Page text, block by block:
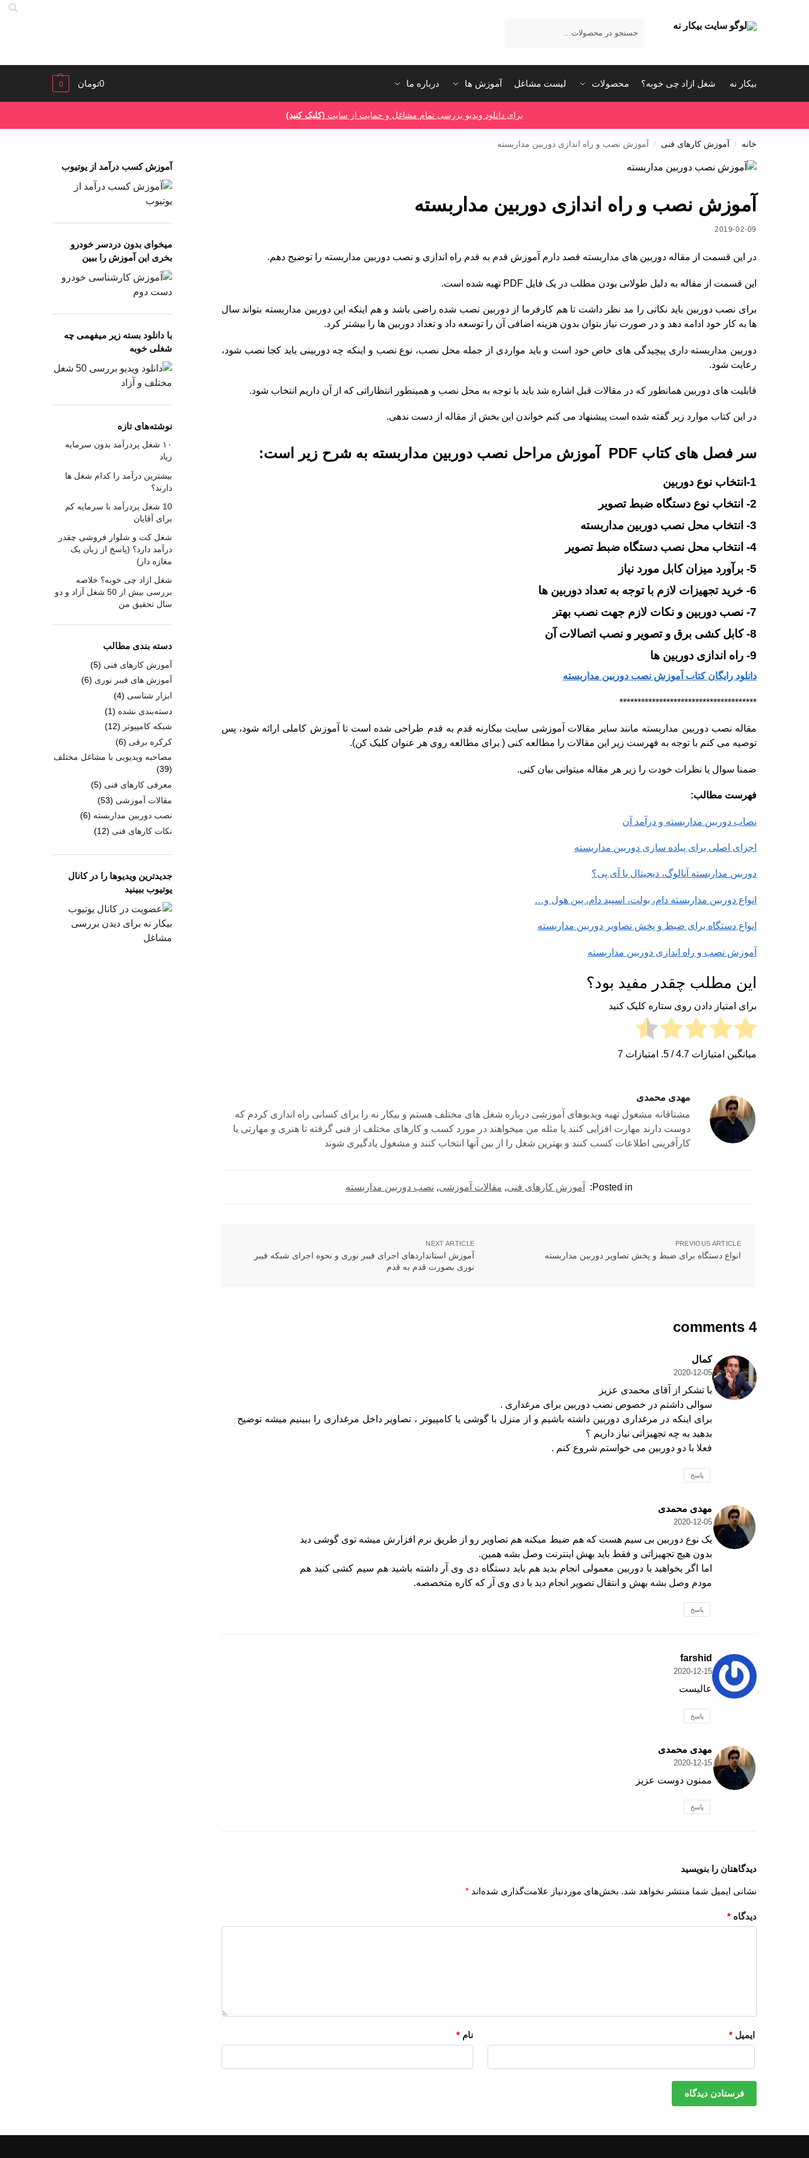
بیکار نه شغل ازاد چی خوبه؟ محصولات لیست مشاغل آموزش ها درباره ما 0تومان 0
برای دانلود ویدیو بررسی تمام مشاغل و حمایت از سایت (کلیک کنید)
خانه / آموزش کارهای فنی / آموزش نصب و راه اندازی دوربین مداربسته
آموزش نصب و راه اندازی دوربین مداربسته
2019-02-09
در این قسمت از مقاله دوربین های مداربسته قصد دارم آموزش قدم به قدم راه اندازی و نصب دوربین مداربسته را توضیح دهم.
این قسمت از مقاله به دلیل طولانی بودن مطلب در یک فایل PDF تهیه شده است.
برای نصب دوربین باید نکاتی را مد نظر داشت تا هم کارفرما از دوربین نصب شده راضی باشد و هم اینکه این دوربین مداربسته بتواند سال
ها به کار خود ادامه دهد و در صورت نیاز بتوان بدون هزینه اضافی آن را توسعه داد و تعداد دوربین ها را بیشتر کرد.
دوربین مداربسته داری پیچیدگی های خاص خود است و باید مواردی از جمله محل نصب، نوع نصب و اینکه چه دوربینی باید کجا نصب شود،
رعایت شود.
قابلیت های دوربین همانطور که در مقالات قبل اشاره شد باید با توجه به محل نصب و همینطور انتظاراتی که از آن داریم انتخاب شود.
در این کتاب موارد زیر گفته شده است پیشنهاد می کنم خواندن این بخش از مقاله از دست ندهی.
سر فصل های کتاب PDF آموزش مراحل نصب دوربین مداربسته به شرح زیر است:
1-انتخاب نوع دوربین
2- انتخاب نوع دستگاه ضبط تصویر
3- انتخاب محل نصب دوربین مداربسته
4- انتخاب محل نصب دستگاه ضبط تصویر
5- برآورد میزان کابل مورد نیاز
6- خرید تجهیزات لازم با توجه به تعداد دوربین ها
7- نصب دوربین و نکات لازم جهت نصب بهتر
8- کابل کشی برق و تصویر و نصب اتصالات آن
9- راه اندازی دوربین ها
دانلود رایگان کتاب آموزش نصب دوربین مداربسته
**************************************
مقاله نصب دوربین مداربسته مانند سایر مقالات آموزشی سایت بیکارنه قدم به قدم طراحی شده است تا آموزش کاملی ارائه شود، پس
توصیه می کنم با توجه به فهرست زیر این مقالات را مطالعه کنی ( برای مطالعه روی هر عنوان کلیک کن).
ضمنا سوال یا نظرات خودت را زیر هر مقاله میتوانی بیان کنی.
فهرست مطالب:
نصاب دوربین مداربسته و درآمد آن
اجزای اصلی برای پیاده سازی دوربین مداربسته
دوربین مداربسته آنالوگ، دیجیتال یا آی پی؟
انواع دوربین مداربسته دام، بولت، اسپید دام، پین هول و…
انواع دستگاه برای ضبط و پخش تصاویر دوربین مداربسته
آموزش نصب و راه اندازی دوربین مداربسته
این مطلب چقدر مفید بود؟
برای امتیاز دادن روی ستاره کلیک کنید
میانگین امتیازات 4.7/ 5. امتیازات 7
مهدی محمدی
مشتاقانه مشغول تهیه ویدیوهای آموزشی درباره شغل های مختلف هستم و بیکار نه را برای کسانی راه اندازی کردم که
دوست دارند مهارت افزایی کنند یا مثله من میخواهند در مورد کسب و کارهای مختلف از فنی گرفته تا هنری و مهارتی یا
کارآفرینی اطلاعات کسب کنند و بهترین شغل را از بین آنها انتخاب کنند و مشغول یادگیری شوند
Posted in: آموزش کارهای فنی, مقالات آموزشی, نصب دوربین مداربسته
PREVIOUS ARTICLE
انواع دستگاه برای ضبط و پخش تصاویر دوربین مداربسته
NEXT ARTICLE
آموزش استانداردهای اجرای فیبر نوری و نحوه اجرای شبکه فیبر
نوری بصورت قدم به قدم
4 comments
کمال
2020-12-05
با تشکر از آقای محمدی عزیز
سوالی داشتم در خصوص نصب دوربین برای مرغداری .
برای اینکه در مرغداری دوربین داشته باشیم و از منزل با گوشی یا کامپیوتر ، تصاویر داخل مرغداری را ببینیم میشه توضیح
بدهید به چه تجهیزاتی نیاز داریم ؟
فعلا با دو دوربین می خواستم شروع کنم .
پاسخ
مهدی محمدی
2020-12-05
یک نوع دوربین بی سیم هست که هم ضبط میکنه هم تصاویر رو از طریق نرم افزارش میشه توی گوشی دید
بدون هیچ تجهیزاتی و فقط باید بهش اینترنت وصل بشه همین.
اما اگر بخواهید با دوربین معمولی انجام بدید هم باید دستگاه دی وی آر داشته باشید هم سیم کشی کنید هم
مودم وصل بشه بهش و انتقال تصویر انجام دید با دی وی آر که کاره متخصصه.
پاسخ
farshid
2020-12-15
عالیست
پاسخ
مهدی محمدی
2020-12-15
ممنون دوست عزیز
پاسخ
دیدگاهتان را بنویسید
نشانی ایمیل شما منتشر نخواهد شد. بخش‌های موردنیاز علامت‌گذاری شده‌اند *
دیدگاه *
نام* ایمیل *
آموزش کسب درآمد از یوتیوب
میخوای بدون دردسر خودرو
بخری این آموزش را ببین
با دانلود بسته زیر میفهمی چه
شغلی خوبه
نوشته‌های تازه
۱۰ شغل پردرآمد بدون سرمایه
زیاد
بیشترین درآمد را کدام شغل ها
دارند؟
10 شغل پردرآمد با سرمایه کم
برای آقایان
شغل کت و شلوار فروشی چقدر
درآمد دارد؟ (پاسخ از زبان یک
مغازه دار)
شغل ازاد چی خوبه؟ خلاصه
بررسی بیش از 50 شغل آزاد و دو
سال تحقیق من
دسته بندی مطالب
آموزش کارهای فنی (5)
آموزش های فیبر نوری (6)
ابزار شناسی (4)
دسته‌بندی نشده (1)
شبکه کامپیوتر (12)
کرکره برقی (6)
مصاحبه ویدیویی با مشاغل مختلف
(39)
معرفی کارهای فنی (5)
مقالات آموزشی (53)
نصب دوربین مداربسته (6)
نکات کارهای فنی (12)
جدیدترین ویدیوها را در کانال
یوتیوب ببینید